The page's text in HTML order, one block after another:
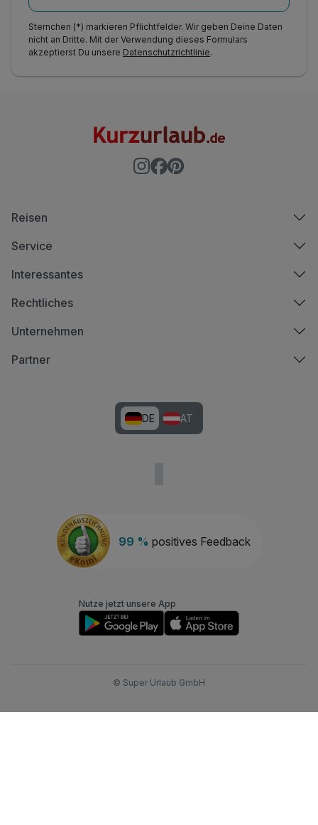
Sternchen (*) markieren Pflichtfelder. Wir geben Deine Daten
nicht an Dritte. Mit der Verwendung dieses Formulars
akzeptierst Du unsere Datenschutzrichtlinie.
99 % positives Feedback
Reisen
Service
Interessantes
Rechtliches
Unternehmen
Partner
DE AT
Nutze jetzt unsere App
© Super Urlaub GmbH